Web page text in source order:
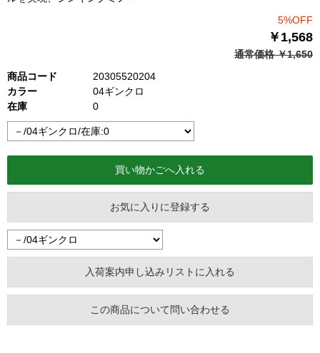
5%OFF
￥1,568
通常価格 ￥1,650
商品コード
20305520204
カラー
04ギンクロ
在庫
0
お気に入りに登録する
この商品について問い合わせる